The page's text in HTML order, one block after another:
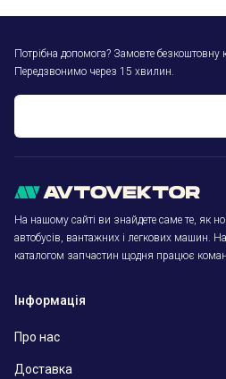
Потрібна допомога? Замовте безкоштовну
Передзвонимо через 15 хвилин.
На нашому сайті ви знайдете саме те, як
автобусів, вантажних і легкових машин.
каталогом запчастин щодня працює
Інформація
Про нас
Доставка